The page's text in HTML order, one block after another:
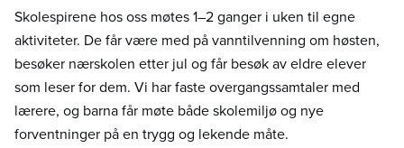
Skolespirene hos oss møtes 1–2 ganger i uken til egne
aktiviteter. De får være med på vanntilvenning om høsten,
besøker nærskolen etter jul og får besøk av eldre elever
som leser for dem. Vi har faste overgangssamtaler med
lærere, og barna får møte både skolemiljø og nye
forventninger på en trygg og lekende måte.